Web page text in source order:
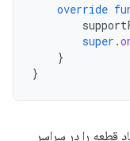
override
super .
}
}
قطعه را در سراسر